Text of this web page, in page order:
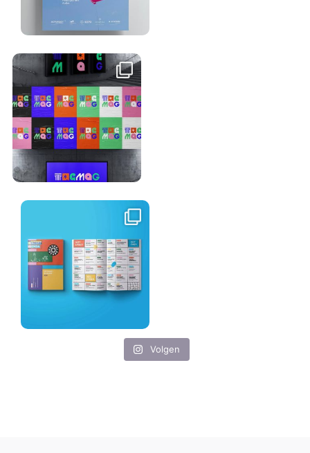
Volgen